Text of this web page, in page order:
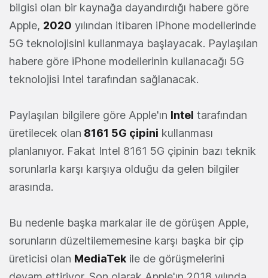
bilgisi olan bir kaynağa dayandırdığı habere göre
Apple, 2020 yılından itibaren iPhone modellerinde
5G teknolojisini kullanmaya başlayacak. Paylaşılan
habere göre iPhone modellerinin kullanacağı 5G
teknolojisi Intel tarafından sağlanacak.
Paylaşılan bilgilere göre Apple'ın Intel tarafından
üretilecek olan 8161 5G çipini kullanması
planlanıyor. Fakat Intel 8161 5G çipinin bazı teknik
sorunlarla karşı karşıya olduğu da gelen bilgiler
arasında.
Bu nedenle başka markalar ile de görüşen Apple,
sorunların düzeltilememesine karşı başka bir çip
üreticisi olan MediaTek ile de görüşmelerini